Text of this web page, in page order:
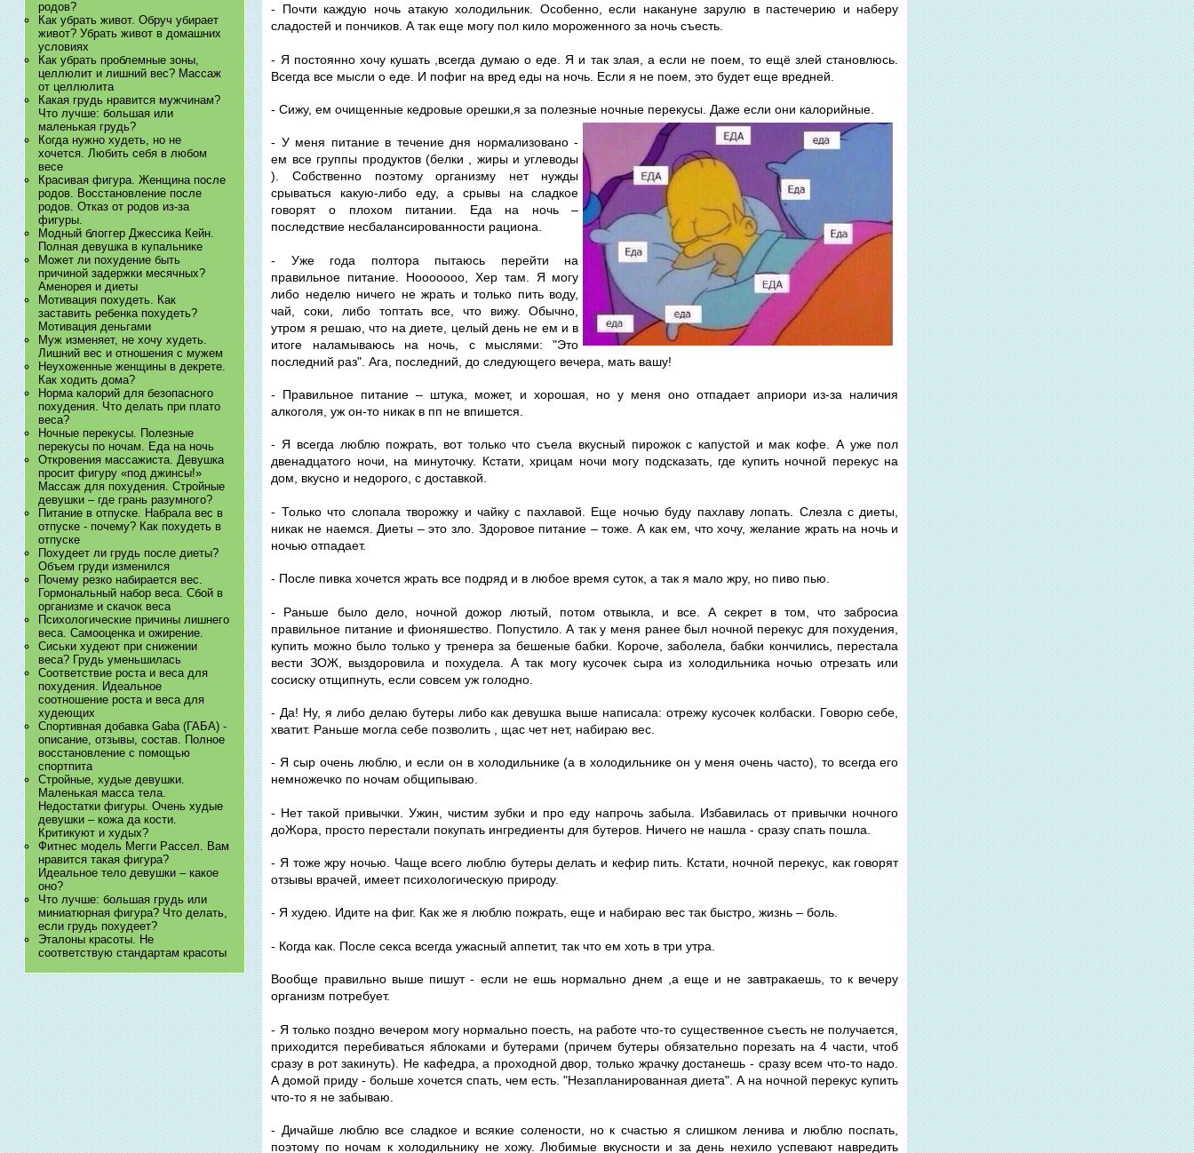
родов?
Как убрать живот. Обруч убирает
живот? Убрать живот в домашних
условиях
Как убрать проблемные зоны,
целлюлит и лишний вес? Массаж
от целлюлита
Какая грудь нравится мужчинам?
Что лучше: большая или
маленькая грудь?
Когда нужно худеть, но не
хочется. Любить себя в любом
весе
Красивая фигура. Женщина после
родов. Восстановление после
родов. Отказ от родов из-за
фигуры.
Модный блоггер Джессика Кейн.
Полная девушка в купальнике
Может ли похудение быть
причиной задержки месячных?
Аменорея и диеты
Мотивация похудеть. Как
заставить ребенка похудеть?
Мотивация деньгами
Муж изменяет, не хочу худеть.
Лишний вес и отношения с мужем
Неухоженные женщины в декрете.
Как ходить дома?
Норма калорий для безопасного
похудения. Что делать при плато
веса?
Ночные перекусы. Полезные
перекусы по ночам. Еда на ночь
Откровения массажиста. Девушка
просит фигуру «под джинсы!»
Массаж для похудения. Стройные
девушки – где грань разумного?
Питание в отпуске. Набрала вес в
отпуске - почему? Как похудеть в
отпуске
Похудеет ли грудь после диеты?
Объем груди изменился
Почему резко набирается вес.
Гормональный набор веса. Сбой в
организме и скачок веса
Психологические причины лишнего
веса. Самооценка и ожирение.
Сиськи худеют при снижении
веса? Грудь уменьшилась
Соответствие роста и веса для
похудения. Идеальное
соотношение роста и веса для
худеющих
Спортивная добавка Gaba (ГАБА) -
описание, отзывы, состав. Полное
восстановление с помощью
спортпита
Стройные, худые девушки.
Маленькая масса тела.
Недостатки фигуры. Очень худые
девушки – кожа да кости.
Критикуют и худых?
Фитнес модель Мегги Рассел. Вам
нравится такая фигура?
Идеальное тело девушки – какое
оно?
Что лучше: большая грудь или
миниатюрная фигура? Что делать,
если грудь похудеет?
Эталоны красоты. Не
соответствую стандартам красоты
- Почти каждую ночь атакую холодильник. Особенно, если накануне зарулю в пастечерию и наберу
сладостей и пончиков. А так еще могу пол кило мороженного за ночь съесть.
- Я постоянно хочу кушать ,всегда думаю о еде. Я и так злая, а если не поем, то ещё злей становлюсь.
Всегда все мысли о еде. И пофиг на вред еды на ночь. Если я не поем, это будет еще вредней.
- Сижу, ем очищенные кедровые орешки,я за полезные ночные перекусы. Даже если они калорийные.
- У меня питание в течение дня нормализовано -
ем все группы продуктов (белки , жиры и углеводы
). Собственно поэтому организму нет нужды
срываться какую-либо еду, а срывы на сладкое
говорят о плохом питании. Еда на ночь –
последствие несбалансированности рациона.
- Уже года полтора пытаюсь перейти на
правильное питание. Нооооооо, Хер там. Я могу
либо неделю ничего не жрать и только пить воду,
чай, соки, либо топтать все, что вижу. Обычно,
утром я решаю, что на диете, целый день не ем и в
итоге наламываюсь на ночь, с мыслями: "Это
последний раз". Ага, последний, до следующего вечера, мать вашу!
- Правильное питание – штука, может, и хорошая, но у меня оно отпадает априори из-за наличия
алкоголя, уж он-то никак в пп не впишется.
- Я всегда люблю пожрать, вот только что съела вкусный пирожок с капустой и мак кофе. А уже пол
двенадцатого ночи, на минуточку. Кстати, хрицам ночи могу подсказать, где купить ночной перекус на
дом, вкусно и недорого, с доставкой.
- Только что слопала творожку и чайку с пахлавой. Еще ночью буду пахлаву лопать. Слезла с диеты,
никак не наемся. Диеты – это зло. Здоровое питание – тоже. А как ем, что хочу, желание жрать на ночь и
ночью отпадает.
- После пивка хочется жрать все подряд и в любое время суток, а так я мало жру, но пиво пью.
- Раньше было дело, ночной дожор лютый, потом отвыкла, и все. А секрет в том, что забросиа
правильное питание и фионяшество. Попустило. А так у меня ранее был ночной перекус для похудения,
купить можно было только у тренера за бешеные бабки. Короче, заболела, бабки кончились, перестала
вести ЗОЖ, выздоровила и похудела. А так могу кусочек сыра из холодильника ночью отрезать или
сосиску отщипнуть, если совсем уж голодно.
- Да! Ну, я либо делаю бутеры либо как девушка выше написала: отрежу кусочек колбаски. Говорю себе,
хватит. Раньше могла себе позволить , щас чет нет, набираю вес.
- Я сыр очень люблю, и если он в холодильнике (а в холодильнике он у меня очень часто), то всегда его
немножечко по ночам общипываю.
- Нет такой привычки. Ужин, чистим зубки и про еду напрочь забыла. Избавилась от привычки ночного
доЖора, просто перестали покупать ингредиенты для бутеров. Ничего не нашла - сразу спать пошла.
- Я тоже жру ночью. Чаще всего люблю бутеры делать и кефир пить. Кстати, ночной перекус, как говорят
отзывы врачей, имеет психологическую природу.
- Я худею. Идите на фиг. Как же я люблю пожрать, еще и набираю вес так быстро, жизнь – боль.
- Когда как. После секса всегда ужасный аппетит, так что ем хоть в три утра.
Вообще правильно выше пишут - если не ешь нормально днем ,а еще и не завтракаешь, то к вечеру
организм потребует.
- Я только поздно вечером могу нормально поесть, на работе что-то существенное съесть не получается,
приходится перебиваться яблоками и бутерами (причем бутеры обязательно порезать на 4 части, чтоб
сразу в рот закинуть). Не кафедра, а проходной двор, только жрачку достанешь - сразу всем что-то надо.
А домой приду - больше хочется спать, чем есть. "Незапланированная диета". А на ночной перекус купить
что-то я не забываю.
- Дичайше люблю все сладкое и всякие солености, но к счастью я слишком ленива и люблю поспать,
поэтому по ночам к холодильнику не хожу. Любимые вкусности и за день нехило успевают навредить